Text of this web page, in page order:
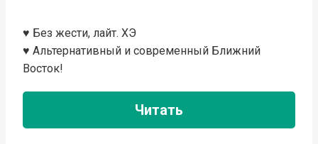
♥️ Без жести, лайт. ХЭ
♥️ Альтернативный и современный Ближний
Восток!
Читать